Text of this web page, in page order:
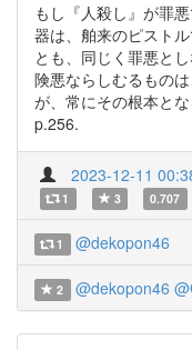
もし『人殺し』が罪
器は、舶来のピスト
とも、同じく罪悪と
険悪ならしむるもの
が、常にその根本と
p.256.
2023-12-11
1 3 0.707
1 @dekopon46
2 @dekopon46